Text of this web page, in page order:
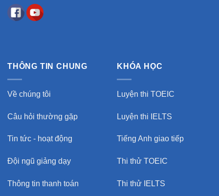
THÔNG TIN CHUNG
Về chúng tôi
Câu hỏi thường gặp
Tin tức - hoạt động
Đội ngũ giảng dạy
Thông tin thanh toán
KHÓA HỌC
Luyện thi TOEIC
Luyện thi IELTS
Tiếng Anh giao tiếp
Thi thử TOEIC
Thi thử IELTS